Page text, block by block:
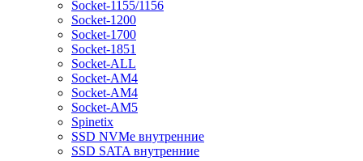
Socket-1155/1156
Socket-1200
Socket-1700
Socket-1851
Socket-ALL
Socket-AM4
Socket-AM4
Socket-AM5
Spinetix
SSD NVMe внутренние
SSD SATA внутренние